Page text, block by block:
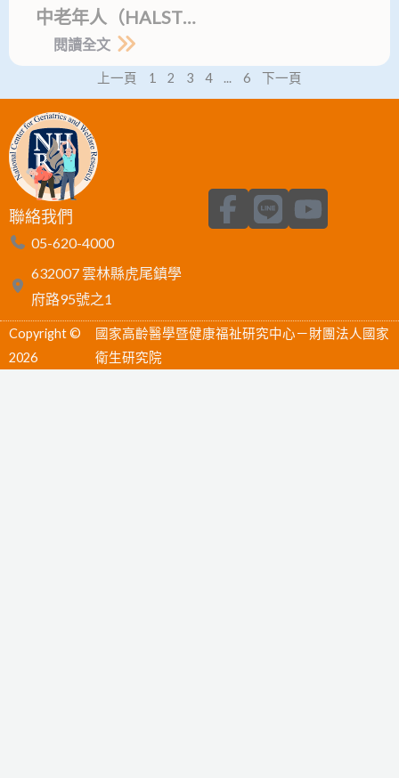
中老年人（HALST…
閱讀全文
上一頁 1 2 3 4 ... 6 下一頁
聯絡我們
05-620-4000
632007 雲林縣虎尾鎮學
府路95號之1
F
a
b
o
o
L
i
Y
o
u
b
e
Copyright ©
2026
國家高齡醫學暨健康福祉研究中心－財團法人國家
衛生研究院